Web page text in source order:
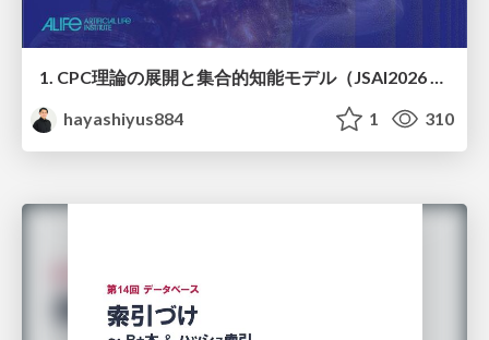
1. CPC理論の展開と集合的知能モデル（JSAI2026 KS-27 集合的予測符号化と新たな知性の時代）
hayashiyus884
1 310